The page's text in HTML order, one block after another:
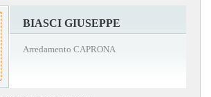
BIASCI GIUSEPPE
Arredamento CAPRONA